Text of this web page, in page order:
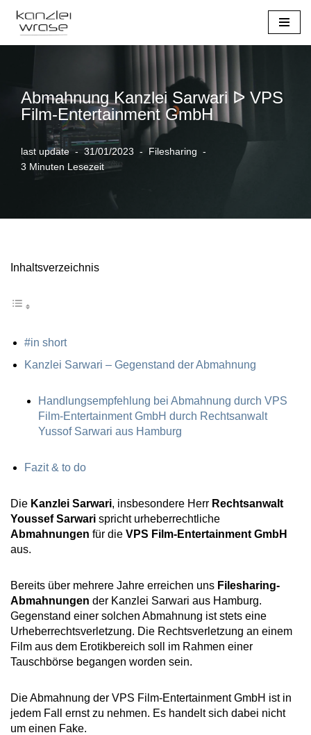
Zum
Abmahnung Kanzlei Sarwari ᐅ VPS
Film-Entertainment GmbH
last update 31/01/2023
Filesharing
3 Minuten Lesezeit
Inhaltsverzeichnis
#in short
Kanzlei Sarwari – Gegenstand der Abmahnung
Handlungsempfehlung bei Abmahnung durch VPS
Film-Entertainment GmbH durch Rechtsanwalt
Yussof Sarwari aus Hamburg
Fazit & to do
Die Kanzlei Sarwari, insbesondere Herr Rechtsanwalt
Youssef Sarwari spricht urheberrechtliche
Abmahnungen für die VPS Film-Entertainment GmbH
aus.
Bereits über mehrere Jahre erreichen uns Filesharing-
Abmahnungen der Kanzlei Sarwari aus Hamburg.
Gegenstand einer solchen Abmahnung ist stets eine
Urheberrechtsverletzung. Die Rechtsverletzung an einem
Film aus dem Erotikbereich soll im Rahmen einer
Tauschbörse begangen worden sein.
Die Abmahnung der VPS Film-Entertainment GmbH ist in
jedem Fall ernst zu nehmen. Es handelt sich dabei nicht
um einen Fake.